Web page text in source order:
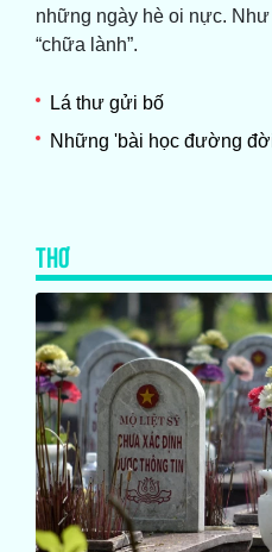
những ngày hè oi nực.
“chữa lành”.
Lá thư gửi bố
Những 'bài học đường
THƠ